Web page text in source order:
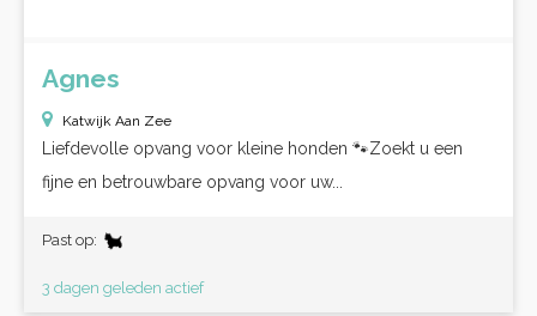
Agnes
Katwijk Aan Zee
Liefdevolle opvang voor kleine honden 🐾Zoekt u een
fijne en betrouwbare opvang voor uw...
Past op:
3 dagen geleden actief